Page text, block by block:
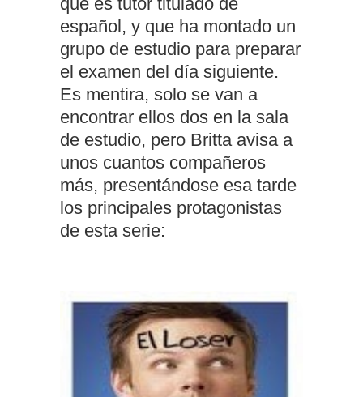
español, y que ha montado un
grupo de estudio para preparar
el examen del día siguiente.
Es mentira, solo se van a
encontrar ellos dos en la sala
de estudio, pero Britta avisa a
unos cuantos compañeros
más, presentándose esa tarde
los principales protagonistas
de esta serie: